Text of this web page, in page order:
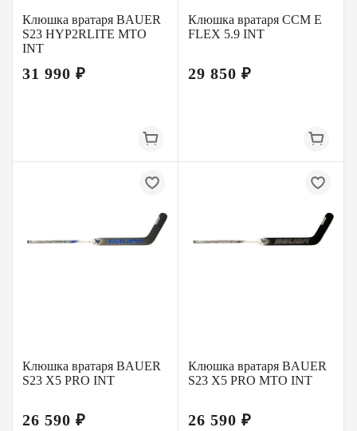
Клюшка вратаря BAUER
S23 HYP2RLITE MTO
INT
31 990 ₽
Клюшка вратаря CCM E
FLEX 5.9 INT
29 850 ₽
Клюшка вратаря BAUER
S23 X5 PRO INT
26 590 ₽
Клюшка вратаря BAUER
S23 X5 PRO MTO INT
26 590 ₽